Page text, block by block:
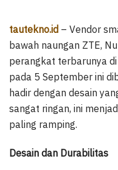
tautekno.id – Vendor
bawah naungan ZTE,
perangkat terbarunya
pada 5 September ini
hadir dengan desain
sangat ringan, ini
paling ramping.
Desain dan Durabilitas